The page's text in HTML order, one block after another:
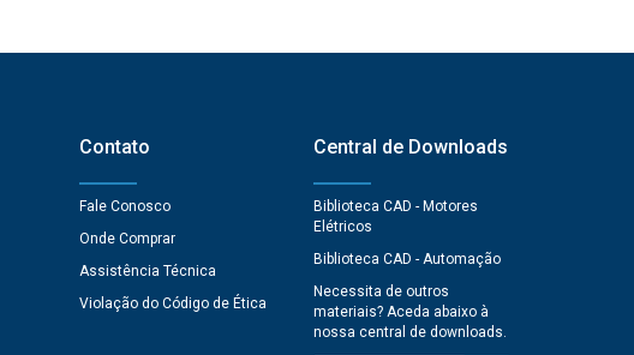
Contato
Fale Conosco
Onde Comprar
Assistência Técnica
Violação do Código de Ética
Central de Downloads
Biblioteca CAD - Motores
Elétricos
Biblioteca CAD - Automação
Necessita de outros
materiais? Aceda abaixo à
nossa central de downloads.